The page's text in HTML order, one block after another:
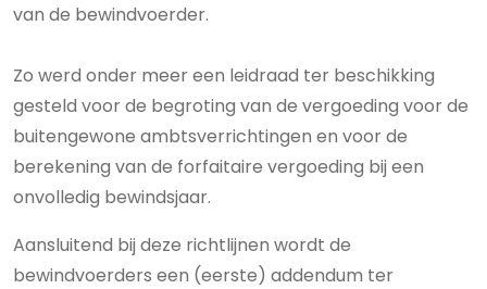
van de bewindvoerder.
Zo werd onder meer een leidraad ter beschikking
gesteld voor de begroting van de vergoeding voor de
buitengewone ambtsverrichtingen en voor de
berekening van de forfaitaire vergoeding bij een
onvolledig bewindsjaar.
Aansluitend bij deze richtlijnen wordt de
bewindvoerders een (eerste) addendum ter